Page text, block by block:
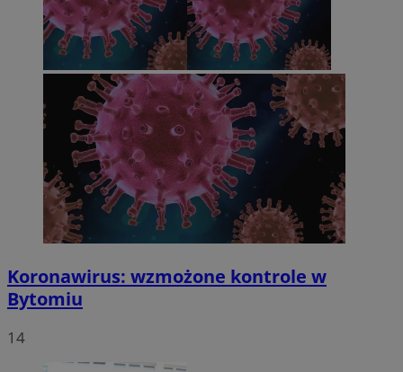
Koronawirus: wzmożone kontrole w
Bytomiu
14